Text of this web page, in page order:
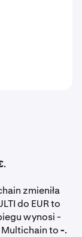
.
zmieniła
do EUR to
wynosi -
to-.